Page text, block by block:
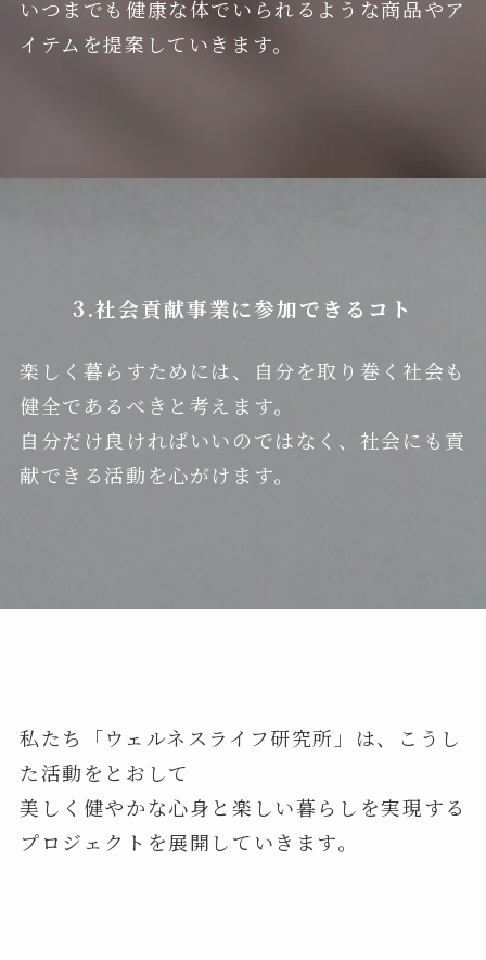
いつまでも健康な体でいられるような商品やア
イテムを提案していきます。
3.社会貢献事業に参加できるコト
楽しく暮らすためには、自分を取り巻く社会も
健全であるべきと考えます。
自分だけ良ければいいのではなく、社会にも貢
献できる活動を心がけます。
私たち「ウェルネスライフ研究所」は、こうし
た活動をとおして
美しく健やかな心身と楽しい暮らしを実現する
プロジェクトを展開していきます。